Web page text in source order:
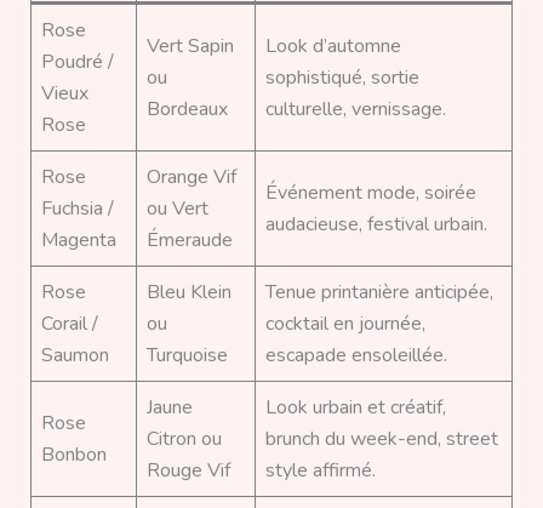
Rose
Poudré /
Vieux
Rose
Vert Sapin
ou
Bordeaux
Look d’automne
sophistiqué, sortie
culturelle, vernissage.
Rose
Fuchsia /
Magenta
Orange Vif
ou Vert
Émeraude
Événement mode, soirée
audacieuse, festival urbain.
Rose
Corail /
Saumon
Bleu Klein
ou
Turquoise
Tenue printanière anticipée,
cocktail en journée,
escapade ensoleillée.
Rose
Bonbon
Jaune
Citron ou
Rouge Vif
Look urbain et créatif,
brunch du week-end, street
style affirmé.